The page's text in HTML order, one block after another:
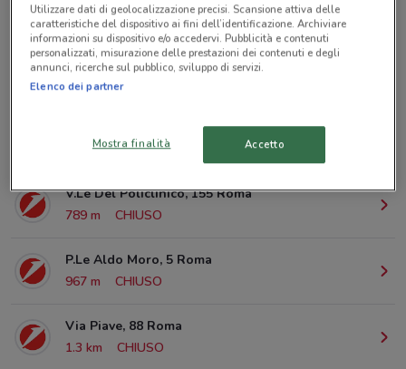
Via Nomentana, 38 Roma
587 m
CHIUSO
V.Le Del Policlinico, 155 Roma
789 m
CHIUSO
P.Le Aldo Moro, 5 Roma
967 m
CHIUSO
Via Piave, 88 Roma
1.3 km
CHIUSO
Utilizzare dati di geolocalizzazione precisi. Scansione attiva delle
caratteristiche del dispositivo ai fini dell’identificazione. Archiviare
informazioni su dispositivo e/o accedervi. Pubblicità e contenuti
personalizzati, misurazione delle prestazioni dei contenuti e degli
annunci, ricerche sul pubblico, sviluppo di servizi.
Elenco dei partner
Mostra finalità Accetto